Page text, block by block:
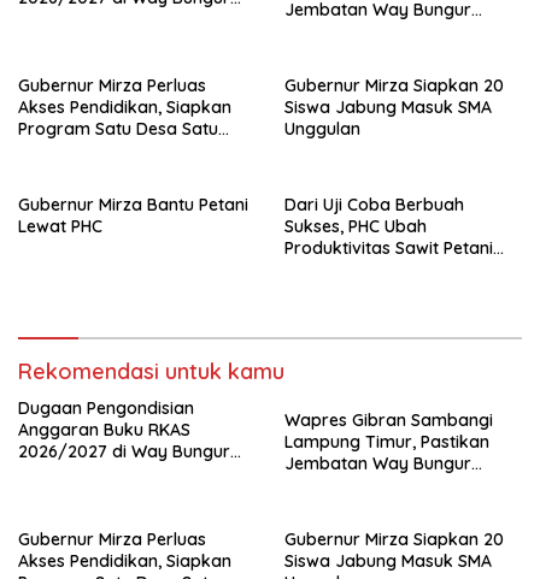
Jembatan Way Bungur
Gubernur Mirza Perluas
Akses Pendidikan, Siapkan
Program Satu Desa Satu
Gubernur Mirza Siapkan 20
Siswa Jabung Masuk SMA
Unggulan
Gubernur Mirza Bantu Petani
Lewat PHC
Dari Uji Coba Berbuah
Sukses, PHC Ubah
Produktivitas Sawit Petani
Rekomendasi untuk kamu
Dugaan Pengondisian
Anggaran Buku RKAS
2026/2027 di Way Bungur
Wapres Gibran Sambangi
Lampung Timur, Pastikan
Jembatan Way Bungur
Gubernur Mirza Perluas
Akses Pendidikan, Siapkan
Gubernur Mirza Siapkan 20
Siswa Jabung Masuk SMA